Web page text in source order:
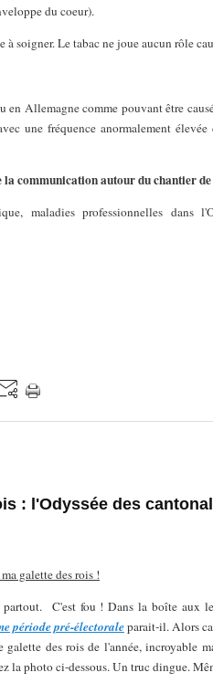
du coeur).
à soigner. Le tabac ne joue aucun rôle
en Allemagne comme pouvant être
une fréquence anormalement
la communication autour du chantier
maladies professionnelles dans
: l'Odyssée des
galette des rois !
C'est fou ! Dans la boîte aux
période pré-électoraleparait-il. Alors
galette des rois de l'année, incroyable
la photo ci-dessous. Un truc dingue.